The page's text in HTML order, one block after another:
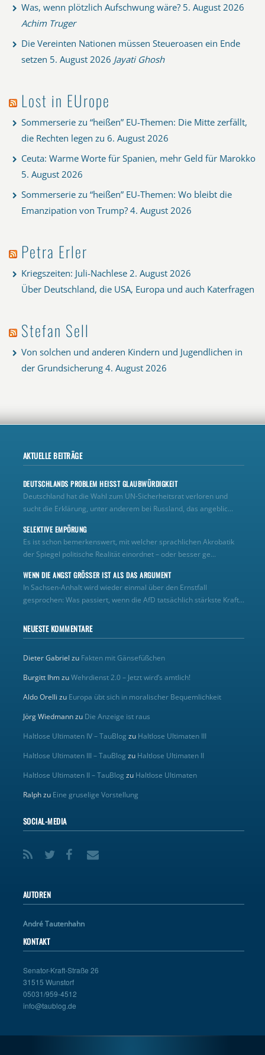
Was, wenn plötzlich Aufschwung wäre? 5. August 2026
Achim Truger
Die Vereinten Nationen müssen Steueroasen ein Ende
setzen 5. August 2026 Jayati Ghosh
Lost in EUrope
Sommerserie zu “heißen” EU-Themen: Die Mitte zerfällt,
die Rechten legen zu 6. August 2026
Ceuta: Warme Worte für Spanien, mehr Geld für Marokko
5. August 2026
Sommerserie zu “heißen” EU-Themen: Wo bleibt die
Emanzipation von Trump? 4. August 2026
Petra Erler
Kriegszeiten: Juli-Nachlese 2. August 2026
Über Deutschland, die USA, Europa und auch Katerfragen
Stefan Sell
Von solchen und anderen Kindern und Jugendlichen in
der Grundsicherung 4. August 2026
AKTUELLE BEITRÄGE
DEUTSCHLANDS PROBLEM HEISST GLAUBWÜRDIGKEIT
Deutschland hat die Wahl zum UN‑Sicherheitsrat verloren und
sucht die Erklärung, unter anderem bei Russland, das angeblic...
SELEKTIVE EMPÖRUNG
Es ist schon bemerkenswert, mit welcher sprachlichen Akrobatik
der Spiegel politische Realität einordnet – oder besser ge...
WENN DIE ANGST GRÖSSER IST ALS DAS ARGUMENT
In Sachsen-Anhalt wird wieder einmal über den Ernstfall
gesprochen: Was passiert, wenn die AfD tatsächlich stärkste Kraft...
NEUESTE KOMMENTARE
Dieter Gabriel zu Fakten mit Gänsefüßchen
Burgitt IhmzuWehrdienst 2.0 – Jetzt wird’s amtlich!
Aldo Orelli zu Europa übt sich in moralischer Bequemlichkeit
Jörg Wiedmannzu Die Anzeige ist raus
Haltlose Ultimaten IV – TauBlog zu Haltlose Ultimaten III
Haltlose Ultimaten III – TauBlog zu Haltlose Ultimaten II
Haltlose Ultimaten II – TauBlog zu Haltlose Ultimaten
Ralphzu Eine gruselige Vorstellung
SOCIAL-MEDIA
AUTOREN
André Tautenhahn
KONTAKT
Senator-Kraft-Straße 26
31515 Wunstorf
05031/959-4512
info@taublog.de